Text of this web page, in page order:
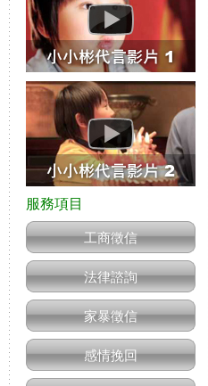
工商徵信
法律諮詢
家暴徵信
感情挽回